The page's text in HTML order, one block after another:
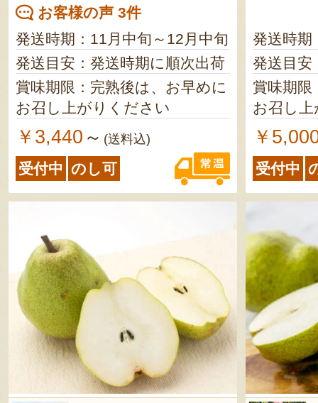
お客様の声 3件
発送時期：11月中旬～12月中旬
発送目安：発送時期に順次出荷
賞味期限：完熟後は、お早めに
お召し上がりください
￥3,440 ～ (送料込)
受付中 のし可
発送時期
発送目安
賞味期限
お召し
￥
受付中